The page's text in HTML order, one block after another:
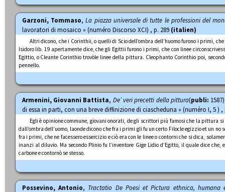
Garzoni, Tommaso,La piazza universale di tutte le professioni del
lavoratori di mosaico » (numéro Discorso XCI) , p. 289 (italien)
Altri dicono, che i Corinthii, o quelli di Scio dell’ombra dell’huomo furono i primi,
Isidoro lib. 19 apertamente dice, che gli Egittii furono i primi, che con linee
Egittio, o Cleante Corinthio trovòle linee della pittura. Cleophanto Corinthio poi,
pennello.
Armenini, Giovanni Battista, De’ veri precetti della pittura(publi:
di essa in parti, con una breve diffinizione di ciascheduna » (numéro I, 5 ) ,
Egli è opinione commune, giovani onorati, de gli scrittori più famosi che la pittura
dall’ombra dell’uomo, laonde dicono che fra i primi gli fu un certo Filocle egizzio et un no
fra i primi, che ne facessero essercizio e ciò era con le linee o contorni che si dica,
inanzi al diluvio. Ma secondo Plinio fu l’inventore Gige Lidio d’Egitto, il quale dice
carbone e contornò se stesso.
Possevino, Antonio, Tractatio De Poesi et Pictura ethnica,